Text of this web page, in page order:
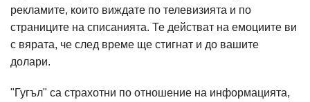
рекламите, които виждате по телевизията и по
страниците на списанията. Те действат на емоциите ви
с вярата, че след време ще стигнат и до вашите
долари.
"Гугъл" са страхотни по отношение на информацията,